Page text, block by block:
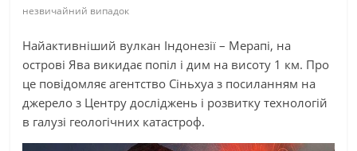
незвичайний випадок
Найактивніший вулкан Індонезії – Мерапі, на
острові Ява викидає попіл і дим на висоту 1 км. Про
це повідомляє агентство Сіньхуа з посиланням на
джерело з Центру досліджень і розвитку технологій
в галузі геологічних катастроф.